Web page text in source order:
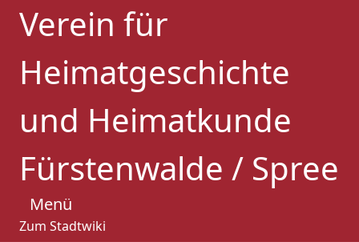
Verein für
Heimatgeschichte
und Heimatkunde
Fürstenwalde / Spree
Menü
Zum Stadtwiki